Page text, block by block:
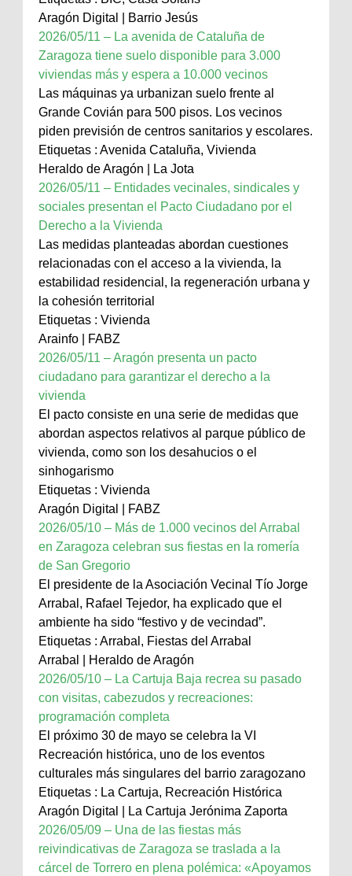
Aragón Digital | Barrio Jesús
2026/05/11 – La avenida de Cataluña de
Zaragoza tiene suelo disponible para 3.000
viviendas más y espera a 10.000 vecinos
Las máquinas ya urbanizan suelo frente al
Grande Covián para 500 pisos. Los vecinos
piden previsión de centros sanitarios y escolares.
Etiquetas : Avenida Cataluña, Vivienda
Heraldo de Aragón | La Jota
2026/05/11 – Entidades vecinales, sindicales y
sociales presentan el Pacto Ciudadano por el
Derecho a la Vivienda
Las medidas planteadas abordan cuestiones
relacionadas con el acceso a la vivienda, la
estabilidad residencial, la regeneración urbana y
la cohesión territorial
Etiquetas : Vivienda
Arainfo | FABZ
2026/05/11 – Aragón presenta un pacto
ciudadano para garantizar el derecho a la
vivienda
El pacto consiste en una serie de medidas que
abordan aspectos relativos al parque público de
vivienda, como son los desahucios o el
sinhogarismo
Etiquetas : Vivienda
Aragón Digital | FABZ
2026/05/10 – Más de 1.000 vecinos del Arrabal
en Zaragoza celebran sus fiestas en la romería
de San Gregorio
El presidente de la Asociación Vecinal Tío Jorge
Arrabal, Rafael Tejedor, ha explicado que el
ambiente ha sido “festivo y de vecindad”.
Etiquetas : Arrabal, Fiestas del Arrabal
Arrabal | Heraldo de Aragón
2026/05/10 – La Cartuja Baja recrea su pasado
con visitas, cabezudos y recreaciones:
programación completa
El próximo 30 de mayo se celebra la VI
Recreación histórica, uno de los eventos
culturales más singulares del barrio zaragozano
Etiquetas : La Cartuja, Recreación Histórica
Aragón Digital | La Cartuja Jerónima Zaporta
2026/05/09 – Una de las fiestas más
reivindicativas de Zaragoza se traslada a la
cárcel de Torrero en plena polémica: «Apoyamos